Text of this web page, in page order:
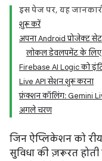
इस पेज पर, यह
शुरू करें
अपना Android प्रोजेक्ट
लोकल डेवलपमेंट के लिए,
Firebase AI Logic को
Live API सेशन शुरू करना
फ़ंक्शन कॉलिंग: Gemini
अगले चरण
जिन ऐप्लिकेशन को
सुविधा की ज़रूरत